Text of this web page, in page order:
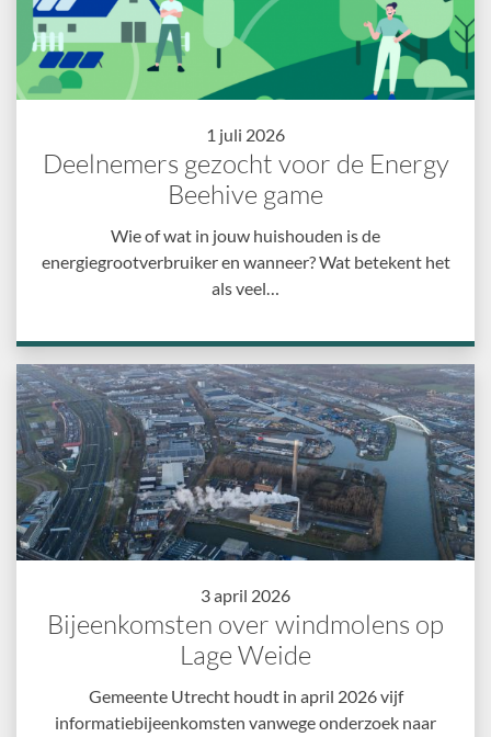
1 juli 2026
Deelnemers gezocht voor de Energy
Beehive game
Wie of wat in jouw huishouden is de
energiegrootverbruiker en wanneer? Wat betekent het
als veel…
3 april 2026
Bijeenkomsten over windmolens op
Lage Weide
Gemeente Utrecht houdt in april 2026 vijf
informatiebijeenkomsten vanwege onderzoek naar